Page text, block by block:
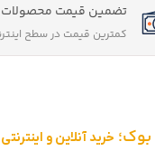
تضمین قیمت محصولات
کمترین قیمت در سطح
خرید آنلاین و